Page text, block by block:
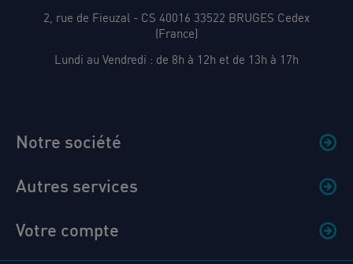
2, rue de Fieuzal - CS 40016 33522 BRUGES Cedex
(France)
Lundi au Vendredi : de 8h à 12h et de 13h à 17h
Notre société
Autres services
Votre compte